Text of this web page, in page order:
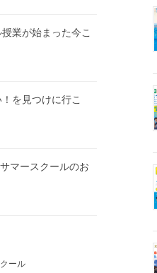
業が始まった今こ
を見つけに行こ
マースクールのお
ール